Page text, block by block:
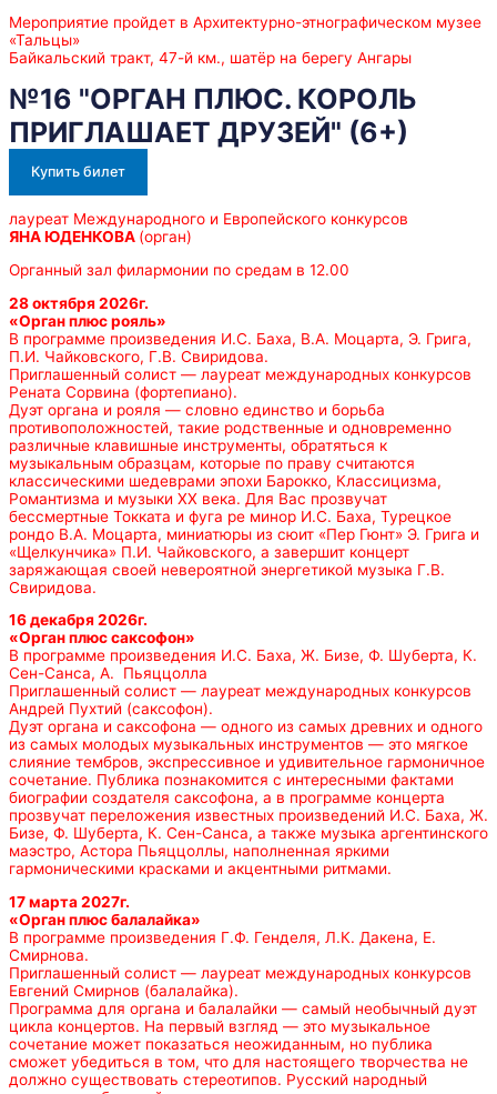
Мероприятие пройдет в Архитектурно-этнографическом музее
«Тальцы»
Байкальский тракт, 47-й км., шатёр на берегу Ангары
№16 "ОРГАН ПЛЮС. КОРОЛЬ
ПРИГЛАШАЕТ ДРУЗЕЙ" (6+)
Купить билет
лауреат Международного и Европейского конкурсов
ЯНА ЮДЕНКОВА (орган)
Органный зал филармонии по средам в 12.00
28 октября 2026г.
«Орган плюс рояль»
В программе произведения И.С. Баха, В.А. Моцарта, Э. Грига,
П.И. Чайковского, Г.В. Свиридова.
Приглашенный солист — лауреат международных конкурсов
Рената Сорвина (фортепиано).
Дуэт органа и рояля — словно единство и борьба
противоположностей, такие родственные и одновременно
различные клавишные инструменты, обратяться к
музыкальным образцам, которые по праву считаются
классическими шедеврами эпохи Барокко, Классицизма,
Романтизма и музыки ХХ века. Для Вас прозвучат
бессмертные Токката и фуга ре минор И.С. Баха, Турецкое
рондо В.А. Моцарта, миниатюры из сюит «Пер Гюнт» Э. Грига и
«Щелкунчика» П.И. Чайковского, а завершит концерт
заряжающая своей невероятной энергетикой музыка Г.В.
Свиридова.
16 декабря 2026г.
«Орган плюс саксофон»
В программе произведения И.С. Баха, Ж. Бизе, Ф. Шуберта, К.
Сен-Санса, А. Пьяццолла
Приглашенный солист — лауреат международных конкурсов
Андрей Пухтий (саксофон).
Дуэт органа и саксофона — одного из самых древних и одного
из самых молодых музыкальных инструментов — это мягкое
слияние тембров, экспрессивное и удивительное гармоничное
сочетание. Публика познакомится с интересными фактами
биографии создателя саксофона, а в программе концерта
прозвучат переложения известных произведений И.С. Баха, Ж.
Бизе, Ф. Шуберта, К. Сен-Санса, а также музыка аргентинского
маэстро, Астора Пьяццоллы, наполненная яркими
гармоническими красками и акцентными ритмами.
17 марта 2027г.
«Орган плюс балалайка»
В программе произведения Г.Ф. Генделя, Л.К. Дакена, Е.
Смирнова.
Приглашенный солист — лауреат международных конкурсов
Евгений Смирнов (балалайка).
Программа для органа и балалайки — самый необычный дуэт
цикла концертов. На первый взгляд — это музыкальное
сочетание может показаться неожиданным, но публика
сможет убедиться в том, что для настоящего творчества не
должно существовать стереотипов. Русский народный